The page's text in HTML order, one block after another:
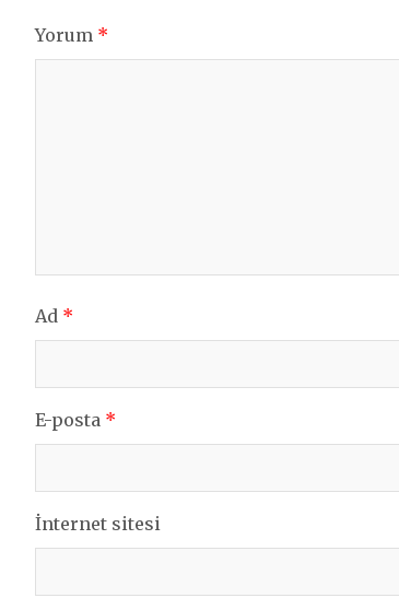
Yorum *
Ad *
E-posta *
İnternet sitesi